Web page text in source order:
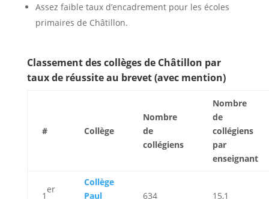
Assez faible taux d’encadrement pour les écoles
primaires de Châtillon.
Classement des collèges de Châtillon par
taux de réussite au brevet (avec mention)
# Collège
Nombre
de
collégiens
Nombre
de
collégiens
par
enseignant
1
er
Collège
Paul
634 15,1